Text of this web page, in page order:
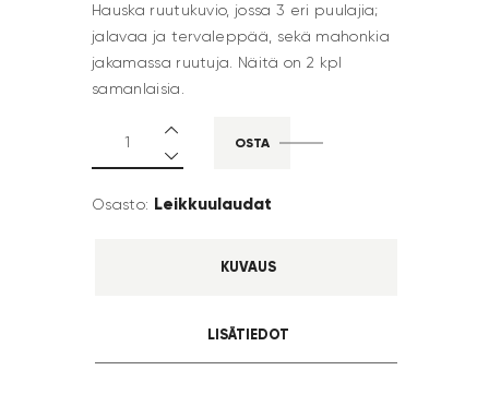
Hauska ruutukuvio, jossa 3 eri puulajia;
jalavaa ja tervaleppää, sekä mahonkia
jakamassa ruutuja. Näitä on 2 kpl
samanlaisia.
OSTA
Osasto: Leikkuulaudat
KUVAUS
LISÄTIEDOT